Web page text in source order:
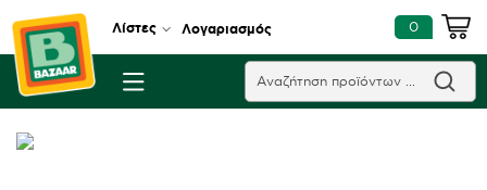
Λίστες Λογαριασμός 0